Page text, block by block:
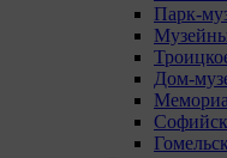
Парк-
Дом-